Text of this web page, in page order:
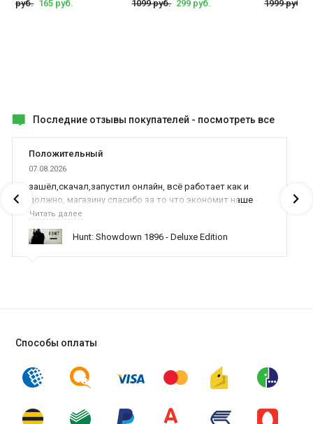
руб. 165 руб. 1099 руб. 299 руб. 1999 руб.
Последние отзывы покупателей - посмотреть все
Положительный
07.08.2026
зашёл,скачал,запустил онлайн, всё работает как и
должно, магазину спасибо за то что экономит наше
время,нервы и деньги, ребята вы красава оказываете
поддержку населению и походу из всех только вы и
оказываете помощь
Читать далее
Hunt: Showdown 1896 - Deluxe Edition
Способы оплаты